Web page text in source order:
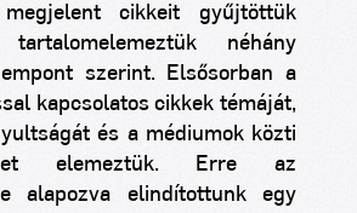
megjelent cikkeit gyűjtöttük
néhány
szerint. Elsősorban a
kapcsolatos cikkek témáját,
és a médiumok közti
elemeztük. Erre az
alapozva elindítottunk egy